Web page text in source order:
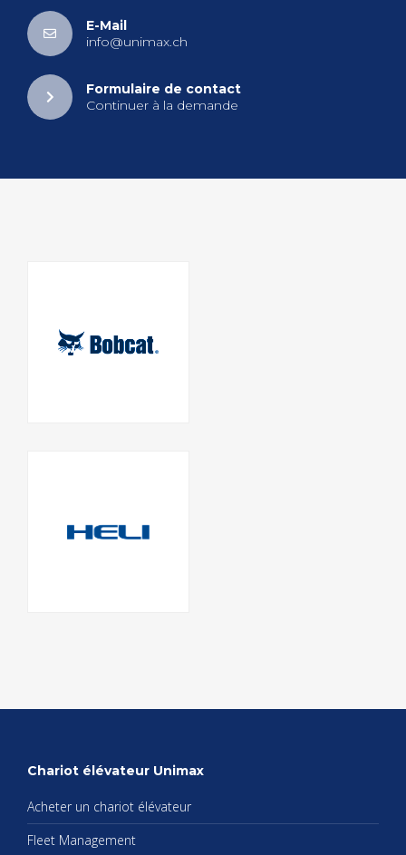
E-Mail
info@​unimax.​ch
For­mu­laire de contact
Conti­nuer à la demande
Cha­riot élé­va­teur Uni­max
Ache­ter un cha­riot élé­va­teur
Fleet Mana­ge­ment